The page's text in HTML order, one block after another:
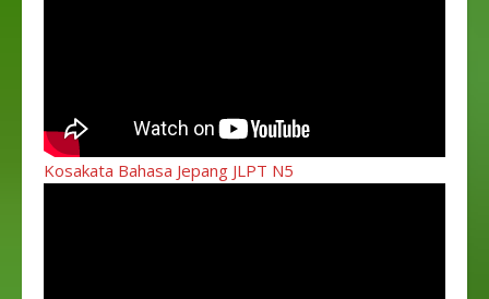
Kosakata Bahasa Jepang JLPT N5